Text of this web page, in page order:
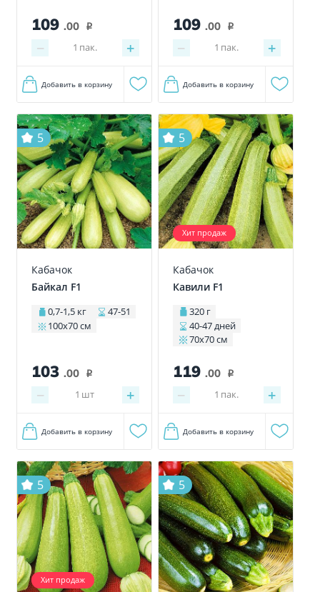
109 .00 i
− +
1 пак.
Добавить в корзину
109 .00 i
− +
1 пак.
Добавить в корзину
5
Кабачок
Байкал F1
0,7-1,5 кг
47-51
100x70 см
103 .00 i
− +
1 шт
Добавить в корзину
Хит продаж
5
Кабачок
Кавили F1
320 г
40-47 дней
70х70 см
119 .00 i
− +
1 пак.
Добавить в корзину
Хит продаж
5 5